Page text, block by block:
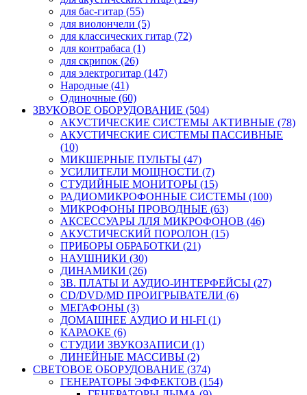
для бас-гитар (55)
для виолончели (5)
для классических гитар (72)
для контрабаса (1)
для скрипок (26)
для электрогитар (147)
Народные (41)
Одиночные (60)
ЗВУКОВОЕ ОБОРУДОВАНИЕ (504)
АКУСТИЧЕСКИЕ СИСТЕМЫ АКТИВНЫЕ (78)
АКУСТИЧЕСКИЕ СИСТЕМЫ ПАССИВНЫЕ
(10)
МИКШЕРНЫЕ ПУЛЬТЫ (47)
УСИЛИТЕЛИ МОЩНОСТИ (7)
СТУДИЙНЫЕ МОНИТОРЫ (15)
РАДИОМИКРОФОННЫЕ СИСТЕМЫ (100)
МИКРОФОНЫ ПРОВОДНЫЕ (63)
АКСЕССУАРЫ ЛЛЯ МИКРОФОНОВ (46)
АКУСТИЧЕСКИЙ ПОРОЛОН (15)
ПРИБОРЫ ОБРАБОТКИ (21)
НАУШНИКИ (30)
ДИНАМИКИ (26)
ЗВ. ПЛАТЫ И АУДИО-ИНТЕРФЕЙСЫ (27)
CD/DVD/MD ПРОИГРЫВАТЕЛИ (6)
МЕГАФОНЫ (3)
ДОМАШНЕЕ АУДИО И HI-FI (1)
КАРАОКЕ (6)
СТУДИИ ЗВУКОЗАПИСИ (1)
ЛИНЕЙНЫЕ МАССИВЫ (2)
СВЕТОВОЕ ОБОРУДОВАНИЕ (374)
ГЕНЕРАТОРЫ ЭФФЕКТОВ (154)